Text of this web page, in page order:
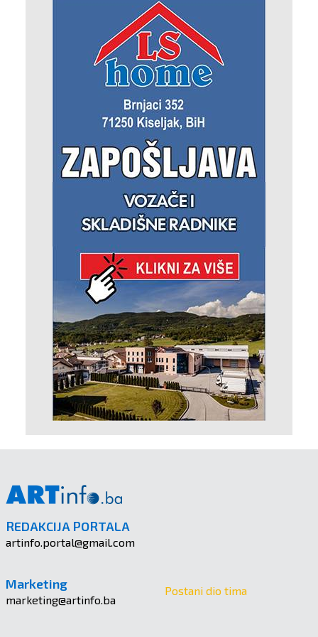
REDAKCIJA PORTALA
artinfo.portal@gmail.com
Marketing
marketing@artinfo.ba
Postani dio tima